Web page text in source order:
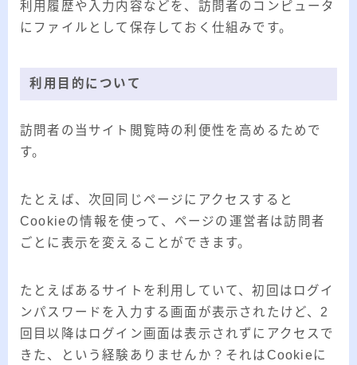
利用履歴や入力内容などを、訪問者のコンピュータ
にファイルとして保存しておく仕組みです。
利用目的について
訪問者の当サイト閲覧時の利便性を高めるためで
す。
たとえば、次回同じページにアクセスすると
Cookieの情報を使って、ページの運営者は訪問者
ごとに表示を変えることができます。
たとえばあるサイトを利用していて、初回はログイ
ンパスワードを入力する画面が表示されたけど、2
回目以降はログイン画面は表示されずにアクセスで
きた、という経験ありませんか？それはCookieに